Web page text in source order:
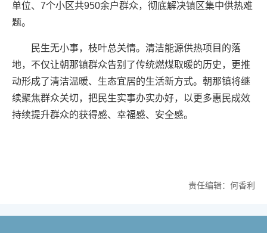
单位、7个小区共950余户群众，彻底解决镇区集中供热难
题。
民生无小事，枝叶总关情。清洁能源供热项目的落
地，不仅让朝那镇群众告别了传统燃煤取暖的历史，更推
动形成了清洁温暖、生态宜居的生活新方式。朝那镇将继
续聚焦群众关切，把民生实事办实办好，以更多惠民成效
持续提升群众的获得感、幸福感、安全感。
责任编辑：何香利